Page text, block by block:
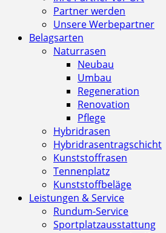
Partner werden
Unsere Werbepartner
Belagsarten
Naturrasen
Neubau
Umbau
Regeneration
Renovation
Pflege
Hybridrasen
Hybridrasentragschicht
Kunststoffrasen
Tennenplatz
Kunststoffbeläge
Leistungen & Service
Rundum-Service
Sportplatzausstattung